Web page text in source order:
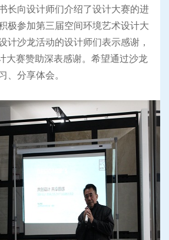
长向设计师们介绍了设计大赛的进
极参加第三届空间环境艺术设计大
计沙龙活动的设计师们表示感谢，
大赛赞助深表感谢。希望通过沙龙
、分享体会。